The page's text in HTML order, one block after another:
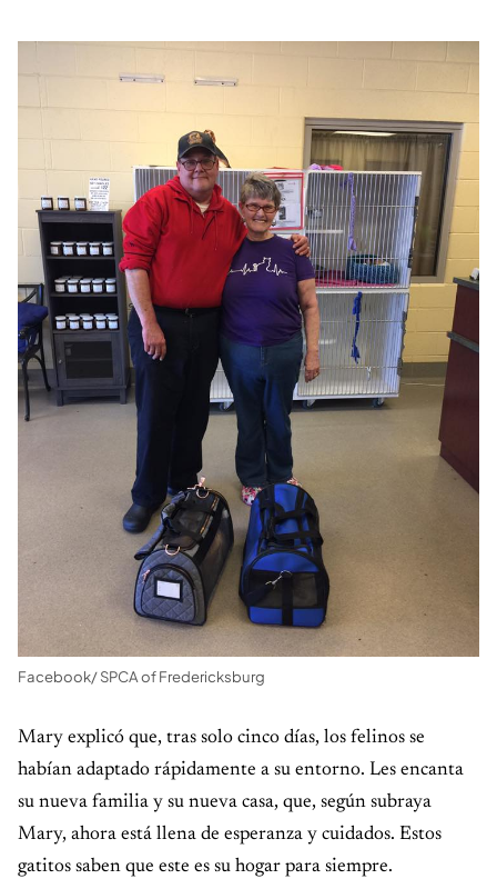
Facebook/ SPCA of Fredericksburg
Mary explicó que, tras solo cinco días, los felinos se
habían adaptado rápidamente a su entorno. Les encanta
su nueva familia y su nueva casa, que, según subraya
Mary, ahora está llena de esperanza y cuidados. Estos
gatitos saben que este es su hogar para siempre.